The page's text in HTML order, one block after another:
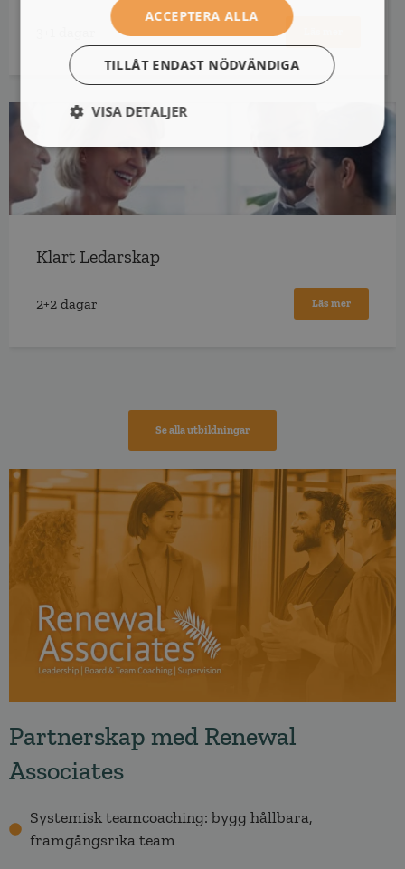
Klart Ledarskap
2+2 dagar Läs mer
Se alla utbildningar
Partnerskap med Renewal
Associates
Systemisk teamcoaching: bygg hållbara,
framgångsrika team
ACCEPTERA ALLA
TILLÅT ENDAST NÖDVÄNDIGA
VISA DETALJER